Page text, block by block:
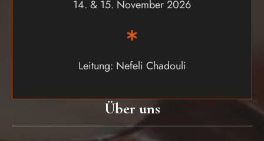
Über uns
14. & 15. November 2026
Leitung: Nefeli Chadouli